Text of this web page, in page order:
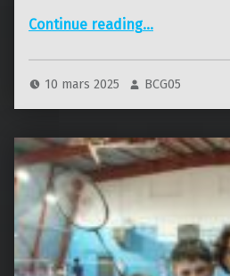
Continue reading
“CiDJ de Briançon 2025”
…
10 mars 2025 BCG05